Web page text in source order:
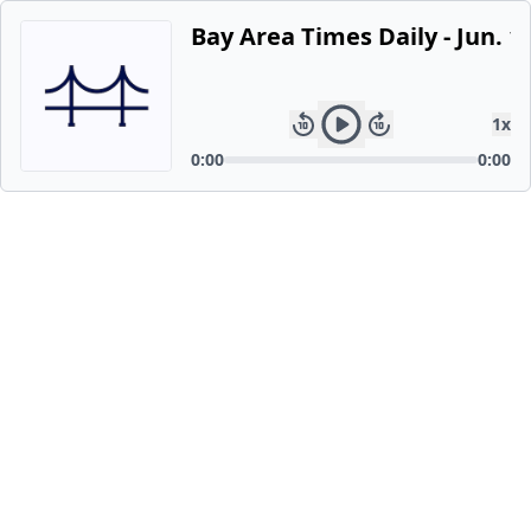
Bay Area Times Daily - Jun.
1x
0:00
0:00